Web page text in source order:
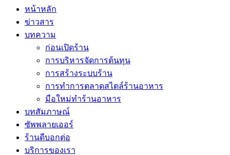
หน้าหลัก
ข่าวสาร
บทความ
ก่อนเปิดร้าน
การบริหารจัดการต้นทุน
การสร้างระบบร้าน
การทำการตลาดสไตล์ร้านอาหาร
มือใหม่ทำร้านอาหาร
บทสัมภาษณ์
ซัพพลายเออร์
ร้านดีบอกต่อ
บริการของเรา